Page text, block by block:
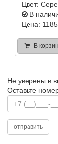
Цвет:
В
Цена:
В
Не уверены в
Оставьте